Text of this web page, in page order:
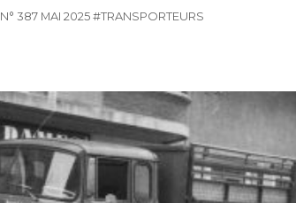
387 MAI 2025#TRANSPORTEURS